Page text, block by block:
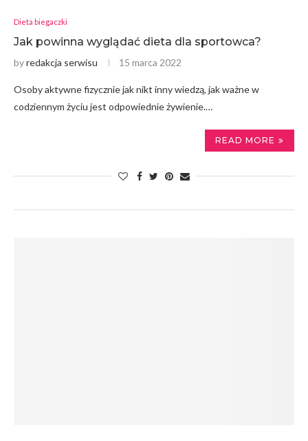
Dieta biegaczki
Jak powinna wyglądać dieta dla sportowca?
byredakcja serwisu 15 marca 2022
Osoby aktywne fizycznie jak nikt inny wiedzą, jak ważne w
codziennym życiu jest odpowiednie żywienie.…
READ MORE